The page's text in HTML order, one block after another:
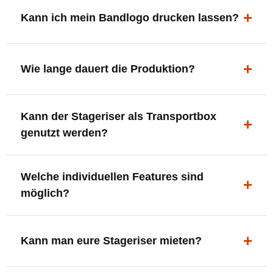
ergonomisch, sicher und gut sichtbar.
Kann ich mein Bandlogo drucken lassen?
deine Bühne, deine Marke.
Wie lange dauert die Produktion?
innerhalb Deutschlands kostenfrei.
Kann der Stageriser als Transportbox
genutzt werden?
oder Zubehör nutzen.
Welche individuellen Features sind
möglich?
XLR-Brücke / Schnittstelle
Setlist-Clip
Kann man eure Stageriser mieten?